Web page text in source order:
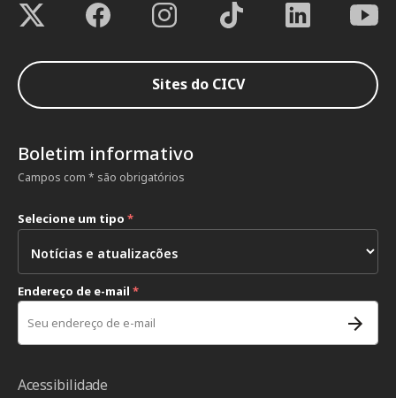
Sites do CICV
Boletim informativo
Campos com * são obrigatórios
Selecione um tipo *
Endereço de e-mail *
Acessibilidade